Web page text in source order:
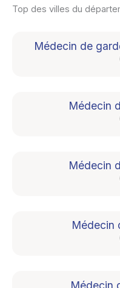
Top des villes du
Médecin de
Médecin
Médecin
Médecin
Médecin